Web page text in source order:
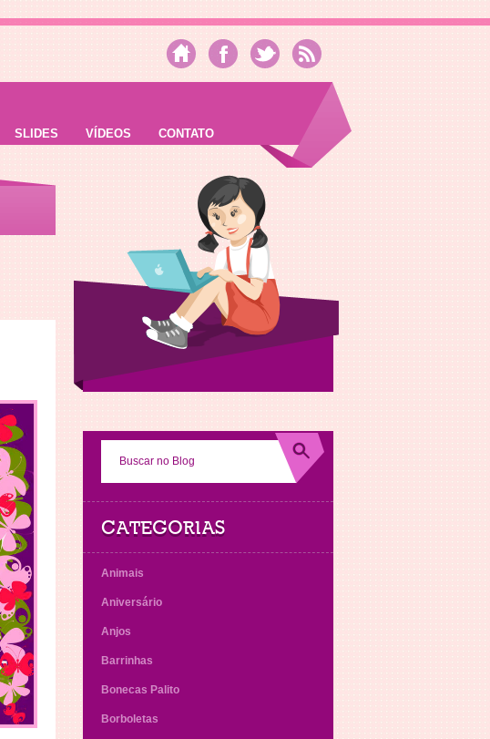
SLIDES VÍDEOS CONTATO
CATEGORIAS
Animais
Aniversário
Anjos
Barrinhas
Bonecas Palito
Borboletas